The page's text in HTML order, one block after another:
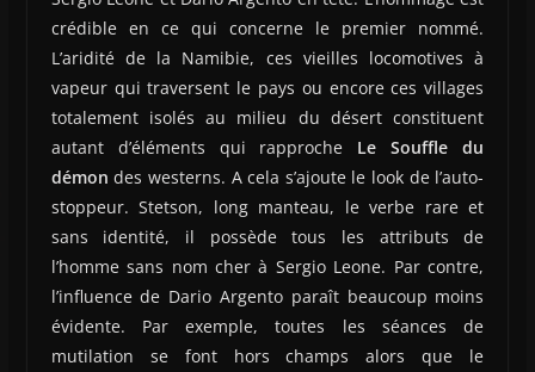
crédible en ce qui concerne le premier nommé.
L’aridité de la Namibie, ces vieilles locomotives à
vapeur qui traversent le pays ou encore ces villages
totalement isolés au milieu du désert constituent
autant d’éléments qui rapproche Le Souffle du
démon des westerns. A cela s’ajoute le look de l’auto-
stoppeur. Stetson, long manteau, le verbe rare et
sans identité, il possède tous les attributs de
l’homme sans nom cher à Sergio Leone. Par contre,
l’influence de Dario Argento paraît beaucoup moins
évidente. Par exemple, toutes les séances de
mutilation se font hors champs alors que le